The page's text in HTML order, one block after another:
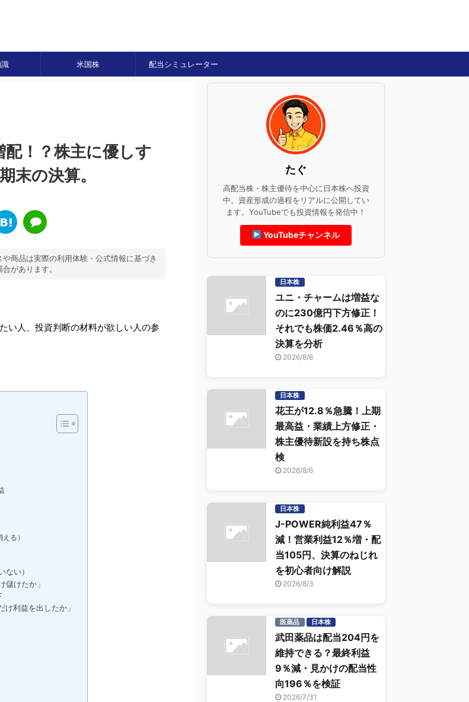
米国株 配当シミュレーター
！？株主に優しす
末の決算。
商品は実際の利用体験・公式情報に基づき
があります。
い人、投資判断の材料が欲しい人の参
る）
い）
儲けたか」
利益を出したか」
たぐ
高配当株・株主優待を中心に日本株へ投資
中。資産形成の過程をリアルに公開してい
ます。YouTubeでも投資情報を発信中！
YouTubeチャンネル
日本株
ユニ・チャームは増益な
のに230億円下方修正！
それでも株価2.46％高の
決算を分析
2026/8/6
日本株
花王が12.8％急騰！上期
最高益・業績上方修正・
株主優待新設を持ち株点
検
2026/8/6
日本株
J-POWER純利益47％
減！営業利益12％増・配
当105円、決算のねじれ
を初心者向け解説
2026/8/3
医薬品 日本株
武田薬品は配当204円を
維持できる？最終利益
9％減・見かけの配当性
向196％を検証
2026/7/31